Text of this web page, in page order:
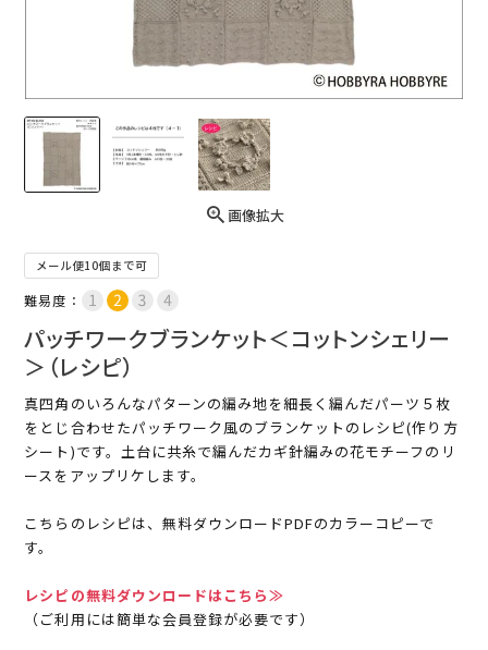
画像拡大
メール便10個まで可
難易度：
パッチワークブランケット＜コットンシェリー
＞（レシピ）
真四角のいろんなパターンの編み地を細長く編んだパーツ５枚
をとじ合わせたパッチワーク風のブランケットのレシピ(作り方
シート)です。土台に共糸で編んだカギ針編みの花モチーフのリ
ースをアップリケします。
こちらのレシピは、無料ダウンロードPDFのカラーコピーで
す。
レシピの無料ダウンロードはこちら≫
（ご利用には簡単な会員登録が必要です）